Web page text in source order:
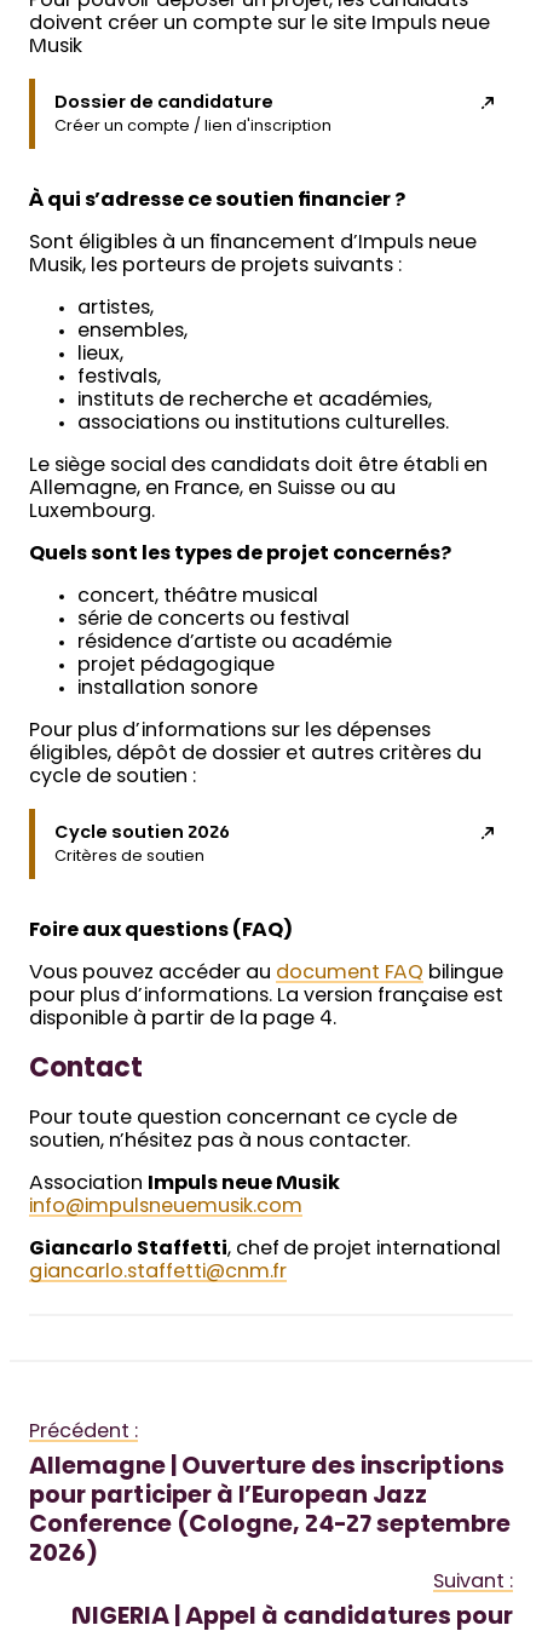
doivent créer un compte sur le site Impuls neue
Musik
Dossier de candidature
Créer un compte / lien d'inscription
À qui s’adresse ce soutien financier ?
Sont éligibles à un financement d’Impuls neue
Musik, les porteurs de projets suivants :
artistes,
ensembles,
lieux,
festivals,
instituts de recherche et académies,
associations ou institutions culturelles.
Le siège social des candidats doit être établi en
Allemagne, en France, en Suisse ou au
Luxembourg.
Quels sont les types de projet concernés?
concert, théâtre musical
série de concerts ou festival
résidence d’artiste ou académie
projet pédagogique
installation sonore
Pour plus d’informations sur les dépenses
éligibles, dépôt de dossier et autres critères du
cycle de soutien :
Cycle soutien 2026
Critères de soutien
Foire aux questions (FAQ)
Vous pouvez accéder au document FAQ bilingue
pour plus d’informations. La version française est
disponible à partir de la page 4.
Contact
Pour toute question concernant ce cycle de
soutien, n’hésitez pas à nous contacter.
Association
Impuls neue Musik
info@impulsneuemusik.com
Giancarlo Staffetti, chef de projet international
giancarlo.staffetti@cnm.fr
Précédent :
Allemagne | Ouverture des inscriptions
pour participer à l’European Jazz
Conference (Cologne, 24-27 septembre
2026)
Suivant :
NIGERIA | Appel à candidatures pour